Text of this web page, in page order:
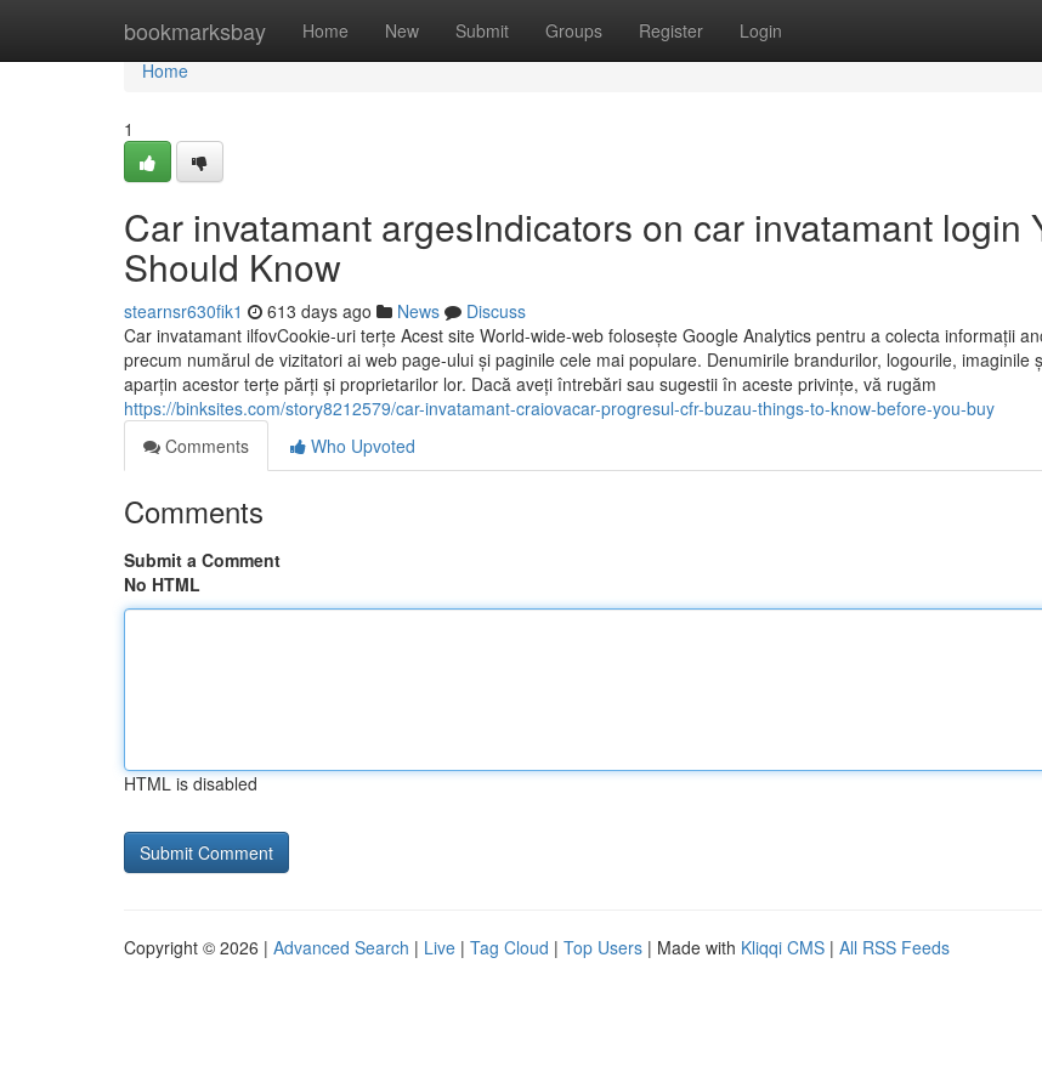
bookmarksbay Home New Submit Groups Register Login
Home
Home
1
Car invatamant argesIndicators on car invatamant login
Should Know
stearnsr630fik1 613 days ago News
Discuss
Car invatamant ilfovCookie-uri terțe Acest site World-wide-web folosește Google Analytics pentru a colecta informații
precum numărul de vizitatori ai web page-ului și paginile cele mai populare. Denumirile brandurilor, logourile, imaginile
aparțin acestor terțe părți și proprietarilor lor. Dacă aveți întrebări sau sugestii în aceste privințe, vă rugăm
https://binksites.com/story8212579/car-invatamant-craiovacar-progresul-cfr-buzau-things-to-know-before-you-buy
Comments
Who Upvoted
Comments
Submit a Comment
No HTML
HTML is disabled
Copyright © 2026 | Advanced Search | Live | Tag Cloud | Top Users | Made with Kliqqi CMS | All RSS Feeds